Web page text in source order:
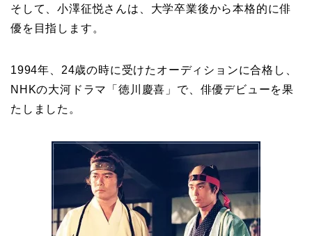
そして、小澤征悦さんは、大学卒業後から本格的に俳
優を目指します。
1994年、24歳の時に受けたオーディションに合格し、
NHKの大河ドラマ「徳川慶喜」で、俳優デビューを果
たしました。